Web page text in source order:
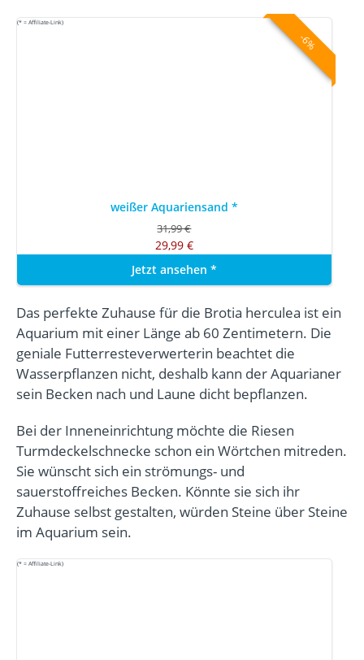
(* = Affiliate-Link)
-6%
weißer Aquariensand *
31,99 €
29,99 €
Jetzt ansehen *
Das perfekte Zuhause für die Brotia herculea ist ein
Aquarium mit einer Länge ab 60 Zentimetern. Die
geniale Futterresteverwerterin beachtet die
Wasserpflanzen nicht, deshalb kann der Aquarianer
sein Becken nach und Laune dicht bepflanzen.
Bei der Inneneinrichtung möchte die Riesen
Turmdeckelschnecke schon ein Wörtchen mitreden.
Sie wünscht sich ein strömungs- und
sauerstoffreiches Becken. Könnte sie sich ihr
Zuhause selbst gestalten, würden Steine über Steine
im Aquarium sein.
(* = Affiliate-Link)